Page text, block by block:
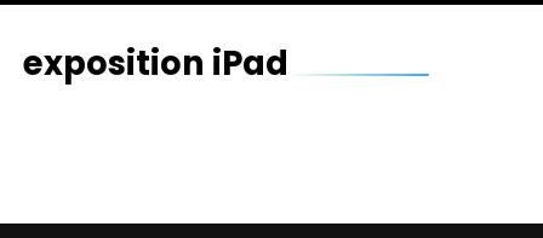
exposition iPad